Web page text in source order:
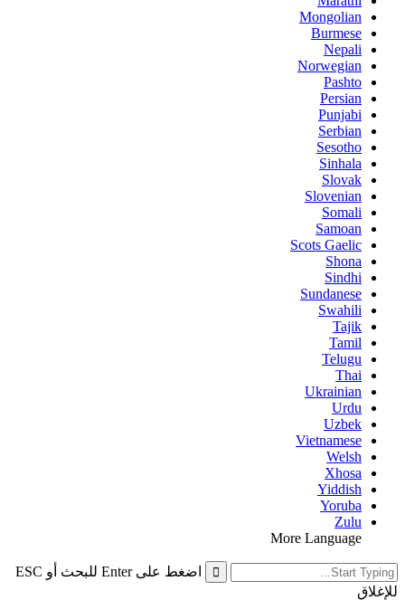
Mongolian
Burmese
Nepali
Norwegian
Pashto
Persian
Punjabi
Serbian
Sesotho
Sinhala
Slovak
Slovenian
Somali
Samoan
Scots Gaelic
Shona
Sindhi
Sundanese
Swahili
Tajik
Tamil
Telugu
Thai
Ukrainian
Urdu
Uzbek
Vietnamese
Welsh
Xhosa
Yiddish
Yoruba
Zulu
More Language
اضغط على Enter للبحث أو ESC
للإغلاق